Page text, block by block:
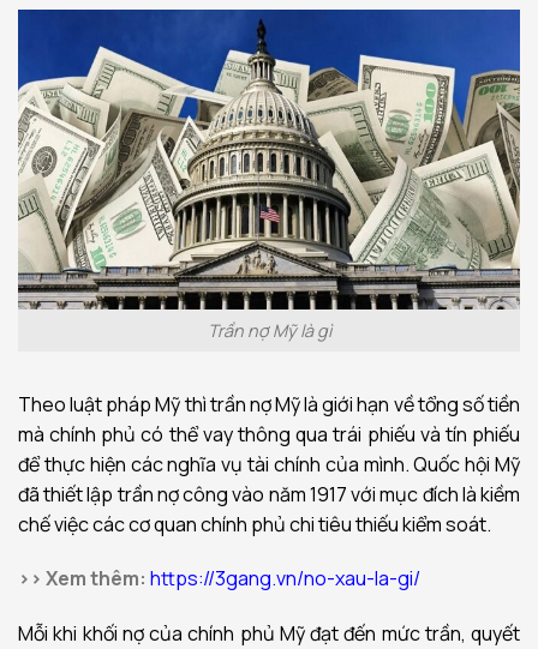
Trần nợ Mỹ là gì
Theo luật pháp Mỹ thì trần nợ Mỹ là giới hạn về tổng số tiền
mà chính phủ có thể vay thông qua trái phiếu và tín phiếu
để thực hiện các nghĩa vụ tài chính của mình. Quốc hội Mỹ
đã thiết lập trần nợ công vào năm 1917 với mục đích là kiềm
chế việc các cơ quan chính phủ chi tiêu thiếu kiểm soát.
>> Xem thêm: https://3gang.vn/no-xau-la-gi/
Mỗi khi khối nợ của chính phủ Mỹ đạt đến mức trần, quyết